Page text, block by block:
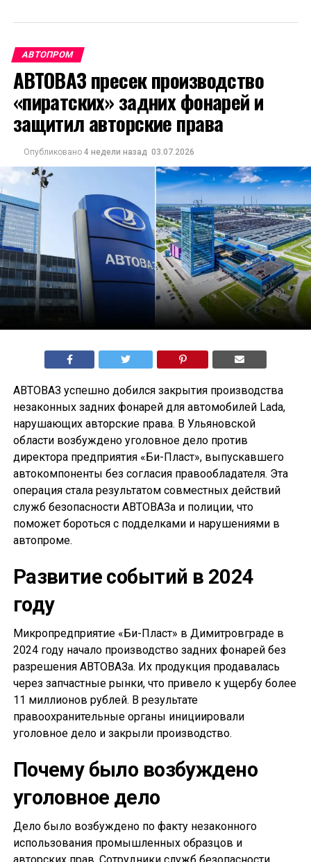
АВТОПРОМ
АВТОВАЗ пресек производство
«пиратских» задних фонарей и
защитил авторские права
Опубликовано 4 недели назад 03.07.2026
АВТОВАЗ успешно добился закрытия производства
незаконных задних фонарей для автомобилей Lada,
нарушающих авторские права. В Ульяновской
области возбуждено уголовное дело против
директора предприятия «Би-Пласт», выпускавшего
автокомпоненты без согласия правообладателя. Эта
операция стала результатом совместных действий
служб безопасности АВТОВАЗа и полиции, что
поможет бороться с подделками и нарушениями в
автопроме.
Развитие событий в 2024
году
Микропредприятие «Би-Пласт» в Димитровграде в
2024 году начало производство задних фонарей без
разрешения АВТОВАЗа. Их продукция продавалась
через запчастные рынки, что привело к ущербу более
11 миллионов рублей. В результате
правоохранительные органы инициировали
уголовное дело и закрыли производство.
Почему было возбуждено
уголовное дело
Дело было возбуждено по факту незаконного
использования промышленных образцов и